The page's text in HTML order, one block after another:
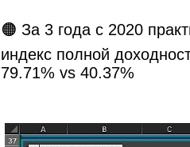
🟠 За 3 года с 2020
индекс полной
79.71% vs 40.37%